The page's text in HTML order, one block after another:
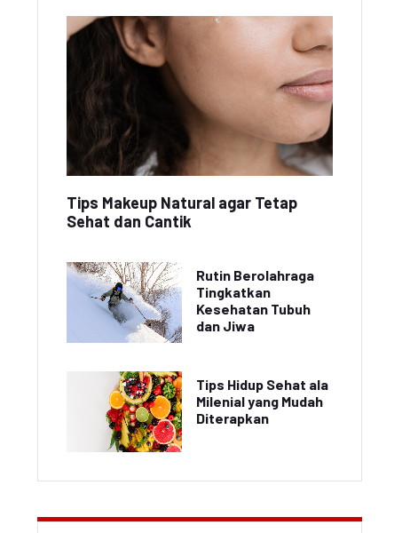
Tips Makeup Natural agar Tetap
Sehat dan Cantik
Rutin Berolahraga
Tingkatkan
Kesehatan Tubuh
dan Jiwa
Tips Hidup Sehat ala
Milenial yang Mudah
Diterapkan